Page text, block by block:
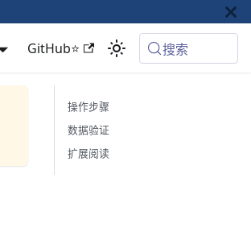
GitHub⭐ 搜索
操作步骤
数据验证
扩展阅读